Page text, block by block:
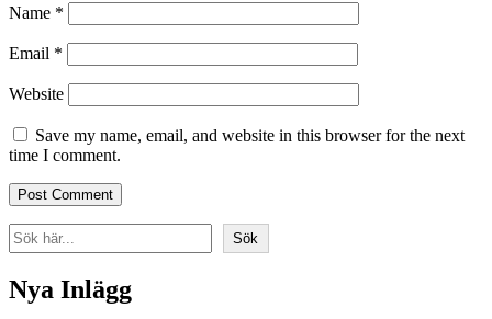
Name *
Email *
Website
Save my name, email, and website in this browser for the next
time I comment.
Search Sök
Nya Inlägg